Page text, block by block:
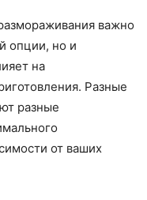
важно
опции, но и
на
Разные
разные
от ваших